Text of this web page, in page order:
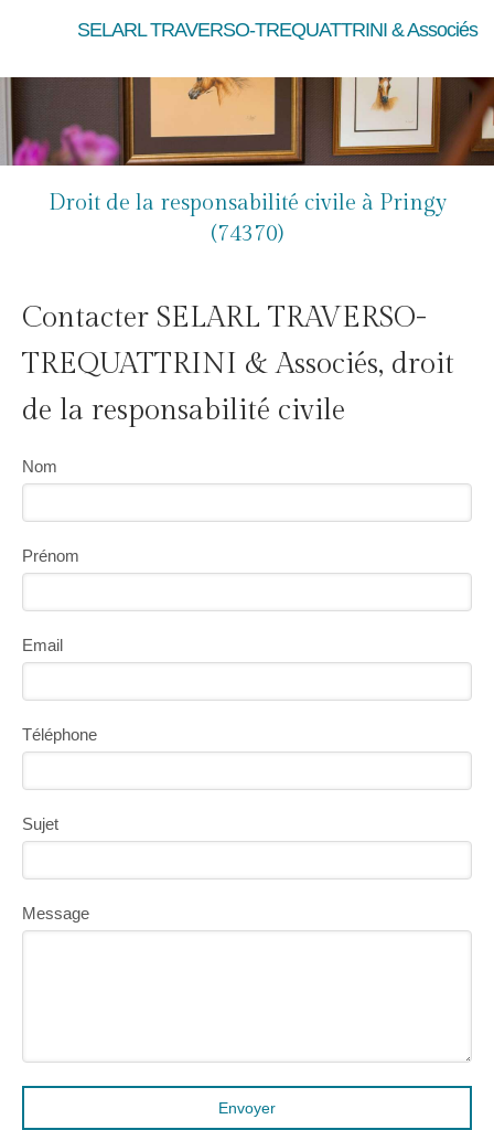
SELARL TRAVERSO-TREQUATTRINI & Associés
Droit de la responsabilité civile à Pringy
(74370)
Contacter SELARL TRAVERSO-
TREQUATTRINI & Associés, droit
de la responsabilité civile
Nom
Prénom
Email
Téléphone
Sujet
Message
Envoyer